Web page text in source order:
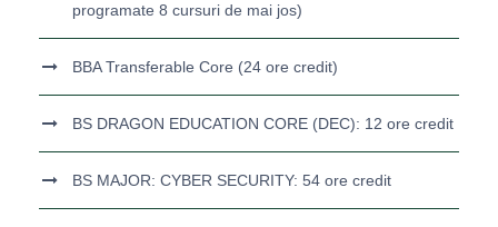
programate 8 cursuri de mai jos)
BBA Transferable Core (24 ore credit)
BS DRAGON EDUCATION CORE (DEC): 12 ore credit
BS MAJOR: CYBER SECURITY: 54 ore credit